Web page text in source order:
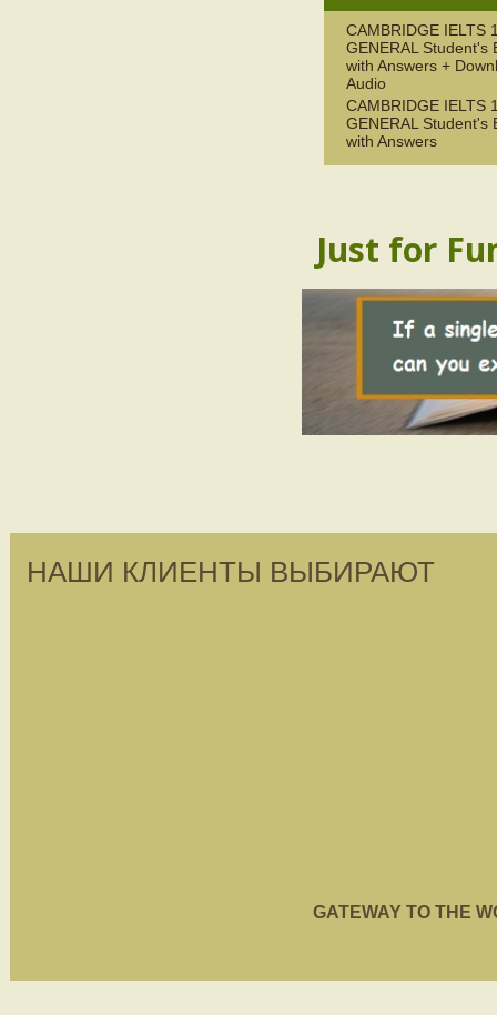
CAMBRIDGE IELTS
GENERAL Student's
with Answers +
Audio
CAMBRIDGE IELTS
GENERAL Student's
with Answers
Just for
НАШИ КЛИЕНТЫ ВЫБИРАЮТ
GATEWAY TO THE